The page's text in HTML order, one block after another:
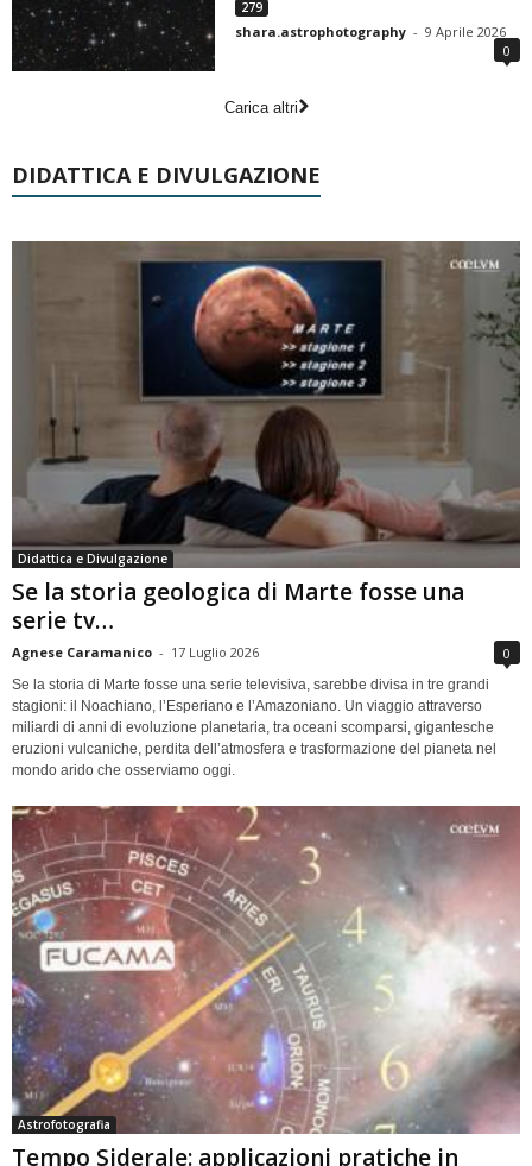
279
shara.astrophotography - 9 Aprile 2026
0
Carica altri
DIDATTICA E DIVULGAZIONE
Didattica e Divulgazione
Se la storia geologica di Marte fosse una
serie tv…
Agnese Caramanico - 17 Luglio 2026 0
Se la storia di Marte fosse una serie televisiva, sarebbe divisa in tre grandi
stagioni: il Noachiano, l’Esperiano e l’Amazoniano. Un viaggio attraverso
miliardi di anni di evoluzione planetaria, tra oceani scomparsi, gigantesche
eruzioni vulcaniche, perdita dell’atmosfera e trasformazione del pianeta nel
mondo arido che osserviamo oggi.
Astrofotografia
Tempo Siderale: applicazioni pratiche in